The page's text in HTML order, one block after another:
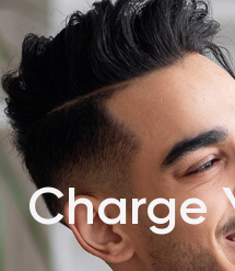
Charge